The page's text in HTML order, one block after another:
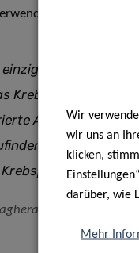
und alle
Ansatz wird es
was gut
verbessert
Wir
wir uns an
klicken,
darüber, wie
Mehr